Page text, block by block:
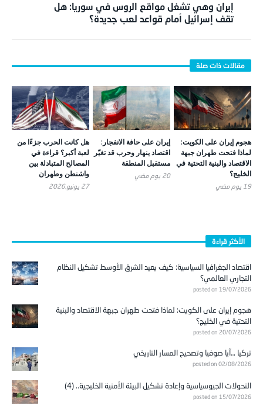
إيران وهي تشغل مواقع الروس في سوريا: هل
تقف إسرائيل أمام قواعد لعب جديدة؟
هجوم إيران على الكويت:
لماذا فتحت طهران جبهة
الاقتصاد والبنية التحتية في
الخليج؟
19 يوم ‎مضي
إيران على حافة الانفجار:
اقتصاد ينهار وحرب قد تغيّر
مستقبل المنطقة
20 يوم ‎مضي
هل كانت الحرب جزءًا من
لعبة أكبر؟ قراءة في
المصالح المتبادلة بين
واشنطن وطهران
27 يونيو,2026
الأكثر قراءة
اقتصاد الجغرافيا السياسية: كيف يعيد الشرق الأوسط تشكيل النظام
التجاري العالمي؟
posted on 19/07/2026
هجوم إيران على الكويت: لماذا فتحت طهران جبهة الاقتصاد والبنية
التحتية في الخليج؟
posted on 20/07/2026
تركيا …آيا صوفيا وتصحيح المسار التاريخي
posted on 02/08/2026
التحولات الجيوسياسية وإعادة تشكيل البيئة الأمنية الخليجية.. (4)
posted on 15/07/2026